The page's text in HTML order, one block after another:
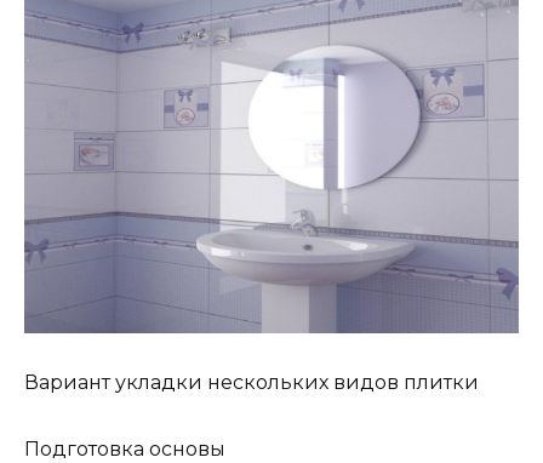
Вариант укладки нескольких видов плитки
Подготовка основы